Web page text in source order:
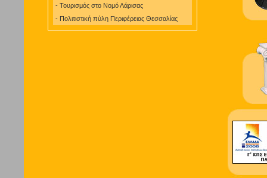
- Τουρισμός στο Νομό Λάρισας
- Πολιτιστική πύλη Περιφέρειας Θεσσαλίας